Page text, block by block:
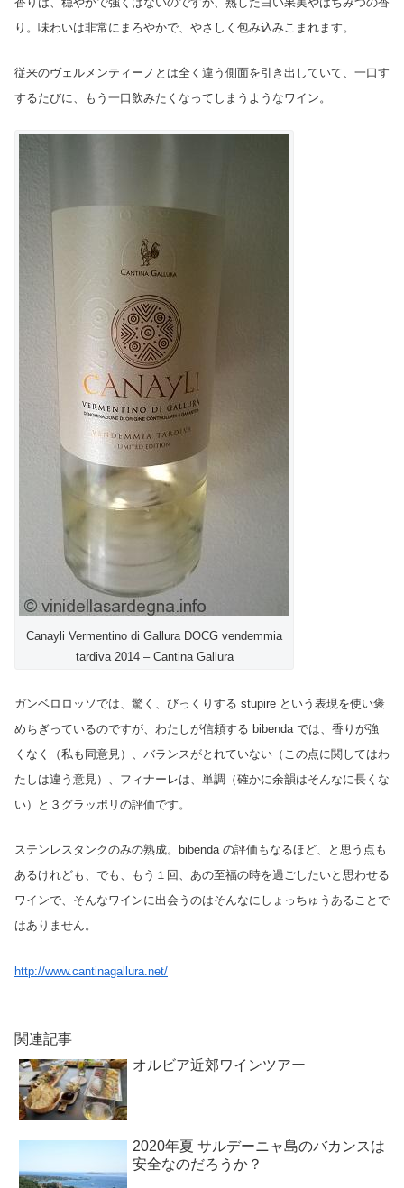
り。味わいは非常にまろやかで、やさしく包み込みこまれます。
従来のヴェルメンティーノとは全く違う側面を引き出していて、一口す
するたびに、もう一口飲みたくなってしまうようなワイン。
Canayli Vermentino di Gallura DOCG vendemmia
tardiva 2014 – Cantina Gallura
ガンベロロッソでは、驚く、びっくりする stupire という表現を使い褒
めちぎっているのですが、わたしが信頼する bibenda では、香りが強
くなく（私も同意見）、バランスがとれていない（この点に関してはわ
たしは違う意見）、フィナーレは、単調（確かに余韻はそんなに長くな
い）と３グラッポリの評価です。
ステンレスタンクのみの熟成。bibenda の評価もなるほど、と思う点も
あるけれども、でも、もう１回、あの至福の時を過ごしたいと思わせる
ワインで、そんなワインに出会うのはそんなにしょっちゅうあることで
はありません。
http://www.cantinagallura.net/
関連記事
オルビア近郊ワインツアー
2020年夏 サルデーニャ島のバカンスは
安全なのだろうか？